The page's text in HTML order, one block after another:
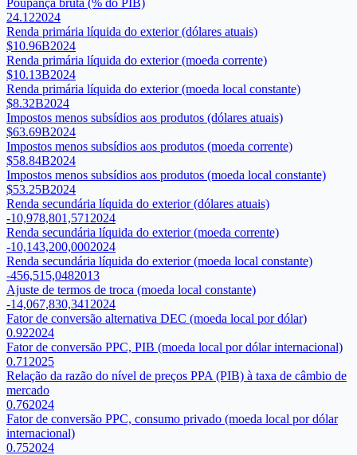
24.122024
Renda primária líquida do exterior (dólares atuais)
$10.96B2024
Renda primária líquida do exterior (moeda corrente)
$10.13B2024
Renda primária líquida do exterior (moeda local constante)
$8.32B2024
Impostos menos subsídios aos produtos (dólares atuais)
$63.69B2024
Impostos menos subsídios aos produtos (moeda corrente)
$58.84B2024
Impostos menos subsídios aos produtos (moeda local constante)
$53.25B2024
Renda secundária líquida do exterior (dólares atuais)
-10,978,801,571 2024
Renda secundária líquida do exterior (moeda corrente)
-10,143,200,0002024
Renda secundária líquida do exterior (moeda local constante)
-456,515,0482013
Ajuste de termos de troca (moeda local constante)
-14,067,830,341 2024
Fator de conversão alternativa DEC (moeda local por dólar)
0.922024
Fator de conversão PPC, PIB (moeda local por dólar internacional)
0.71 2025
Relação da razão do nível de preços PPA (PIB) à taxa de câmbio de
mercado
0.762024
Fator de conversão PPC, consumo privado (moeda local por dólar
internacional)
0.752024